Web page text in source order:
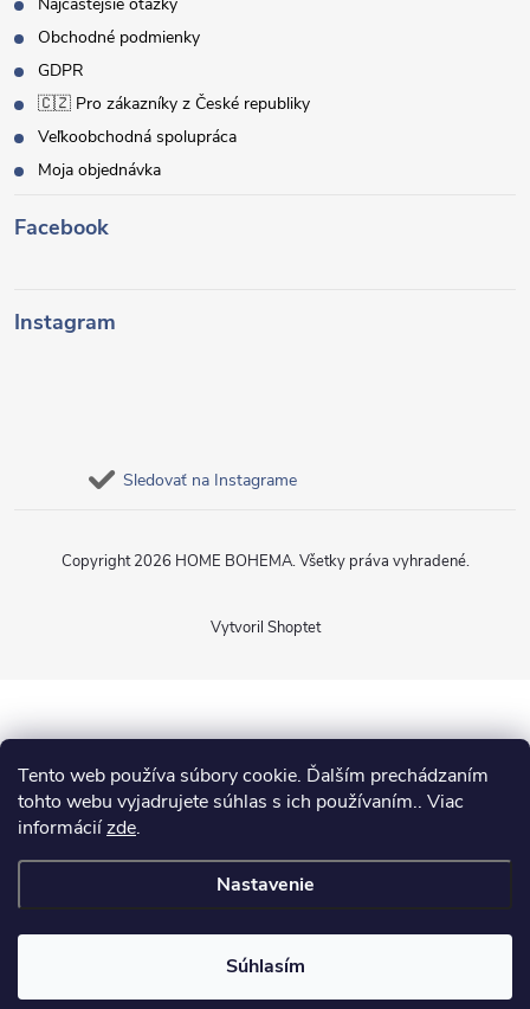
Tento web používa súbory cookie. Ďalším prechádzaním
tohto webu vyjadrujete súhlas s ich používaním.. Viac
informáciízde.
Nastavenie
Súhlasím
Obchodné podmienky
GDPR
🇨🇿 Pro zákazníky z České republiky
Veľkoobchodná spolupráca
Moja objednávka
Facebook
Instagram
Sledovať na Instagrame
Vytvoril Shoptet
Copyright 2026 HOME BOHEMA. Všetky práva vyhradené.